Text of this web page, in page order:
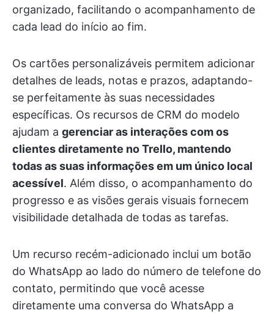
organizado, facilitando o acompanhamento de
cada lead do início ao fim.
Os cartões personalizáveis permitem adicionar
detalhes de leads, notas e prazos, adaptando-
se perfeitamente às suas necessidades
específicas. Os recursos de CRM do modelo
ajudam a gerenciar as interações com os
clientes diretamente no Trello, mantendo
todas as suas informações em um único local
acessível. Além disso, o acompanhamento do
progresso e as visões gerais visuais fornecem
visibilidade detalhada de todas as tarefas.
Um recurso recém-adicionado inclui um botão
do WhatsApp ao lado do número de telefone do
contato, permitindo que você acesse
diretamente uma conversa do WhatsApp a